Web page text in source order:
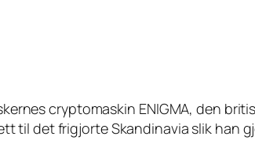
cryptomaskin ENIGMA, den
til det frigjorte Skandinavia slik han